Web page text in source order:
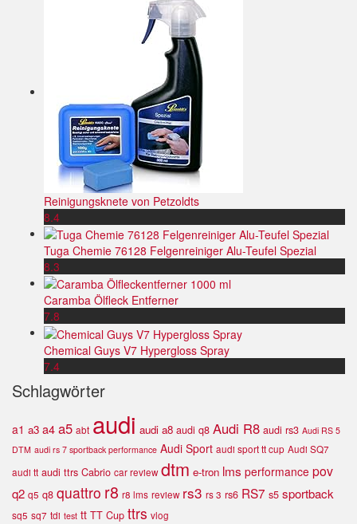
Reinigungsknete von Petzoldts
8.4
Tuga Chemie 76128 Felgenreiniger Alu-Teufel Spezial
8.3
Caramba Ölfleck Entferner
7.8
Chemical Guys V7 Hypergloss Spray
7.4
Schlagwörter
a1 a3 a4a5 abt audi audi a8 audi q8 Audi R8 audi rs3 Audi RS 5
DTM audi rs 7 sportback performance Audi Sport audi sport tt cup Audi SQ7
audi tt audi ttrs Cabrio car review dtm e-tron lms performance pov
q2 q5 q8 quattro r8 r8 lms review rs3 rs 3 rs6 RS7 s5 sportback
sq5 sq7 tdi test tt TT Cup ttrs vlog